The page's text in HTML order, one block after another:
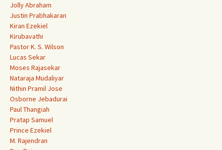
Jolly Abraham
Justin Prabhakaran
Kiran Ezekiel
Kirubavathi
Pastor K. S. Wilson
Lucas Sekar
Moses Rajasekar
Nataraja Mudaliyar
Nithin Pramil Jose
Osborne Jebadurai
Paul Thangiah
Pratap Samuel
Prince Ezekiel
M. Rajendran